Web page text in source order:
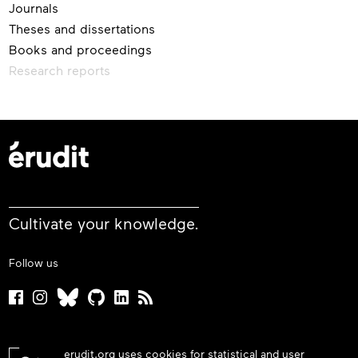
erudit.org uses cookies for statistical and user
Journals
Theses and dissertations
Books and proceedings
Research reports
Cultivate your knowledge.
Follow us